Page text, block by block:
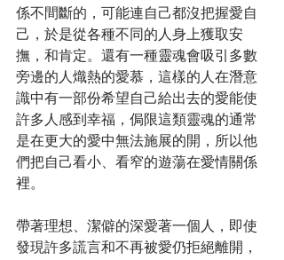
係不間斷的，可能連自己都沒把握愛自
己，於是從各種不同的人身上獲取安
撫，和肯定。還有一種靈魂會吸引多數
旁邊的人熾熱的愛慕，這樣的人在潛意
識中有一部份希望自己給出去的愛能使
許多人感到幸福，侷限這類靈魂的通常
是在更大的愛中無法施展的開，所以他
們把自己看小、看窄的遊蕩在愛情關係
裡。
帶著理想、潔僻的深愛著一個人，即使
發現許多謊言和不再被愛仍拒絕離開，